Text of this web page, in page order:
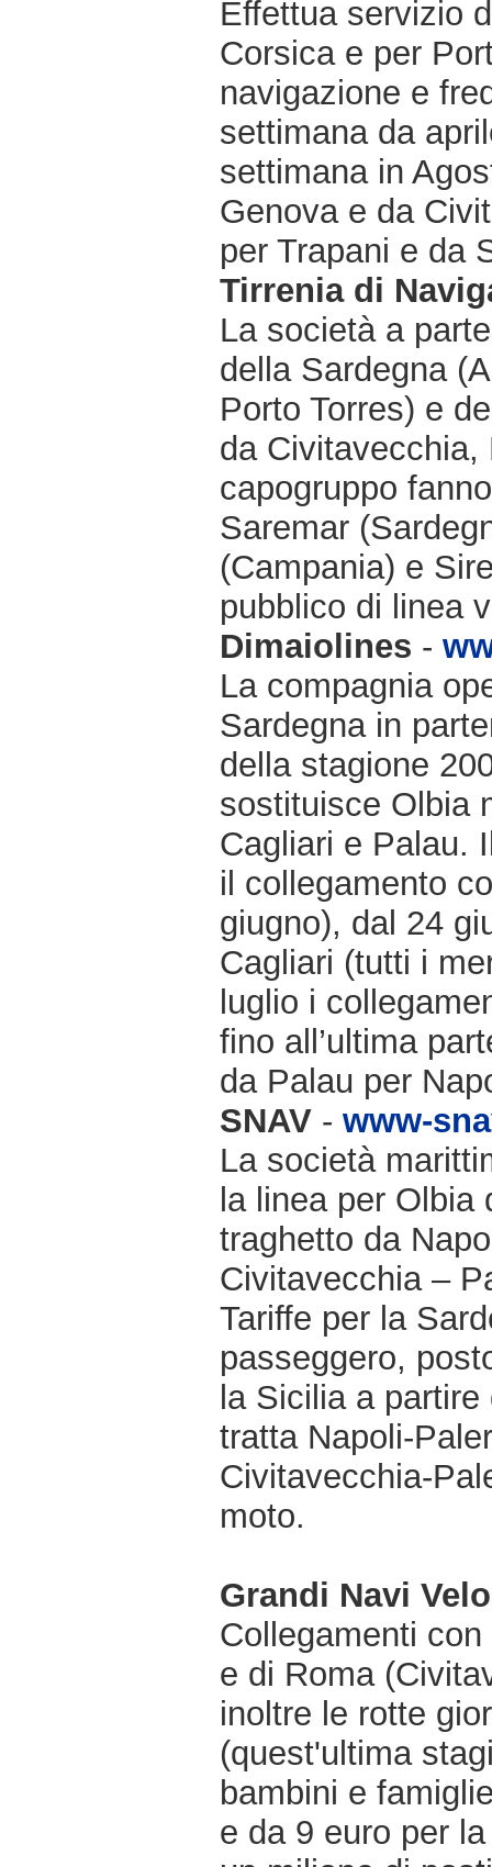
Effettua servizio
Corsica e per
navigazione e
settimana da
settimana in
Genova e da
per Trapani e da
Tirrenia di
La società a
della Sardegna
Porto Torres) e
da Civitavecchia,
capogruppo
Saremar
(Campania) e
pubblico di linea
Dimaiolines -
La compagnia
Sardegna in
della stagione
sostituisce Olbia
Cagliari e Palau.
il collegamento
giugno), dal 24
Cagliari (tutti i
luglio i
fino all’ultima
da Palau per
SNAV - www-
La società
la linea per
traghetto da
Civitavecchia –
Tariffe per la
passeggero,
la Sicilia a
tratta Napoli-
Civitavecchia-
moto.
Grandi Navi
Collegamenti
e di Roma
inoltre le rotte
(quest'ultima
bambini e
e da 9 euro per